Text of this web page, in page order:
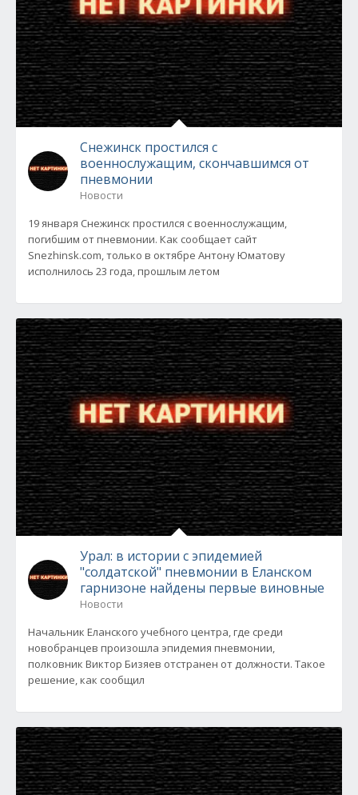
Снежинск простился с
военнослужащим, скончавшимся от
пневмонии
Новости
19 января Снежинск простился с военнослужащим,
погибшим от пневмонии. Как сообщает сайт
Snezhinsk.com, только в октябре Антону Юматову
исполнилось 23 года, прошлым летом
Урал: в истории с эпидемией
"солдатской" пневмонии в Еланском
гарнизоне найдены первые виновные
Новости
Начальник Еланского учебного центра, где среди
новобранцев произошла эпидемия пневмонии,
полковник Виктор Бизяев отстранен от должности. Такое
решение, как сообщил